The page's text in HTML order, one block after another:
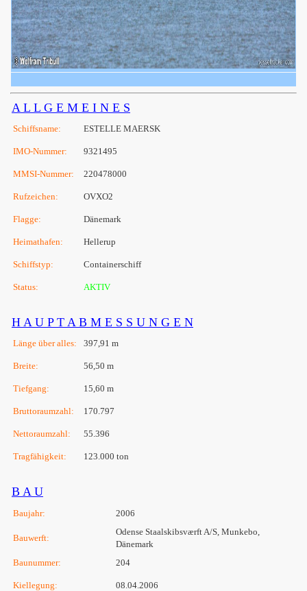
A L L G E M E I N E S
Schiffsname: ESTELLE MAERSK
IMO-Nummer: 9321495
MMSI-Nummer: 220478000
Rufzeichen: OVXO2
Flagge: Dänemark
Heimathafen: Hellerup
Schiffstyp: Containerschiff
Status: AKTIV
H A U P T A B M E S S U N G E N
Länge über alles: 397,91 m
Breite: 56,50 m
Tiefgang: 15,60 m
Bruttoraumzahl: 170.797
Nettoraumzahl: 55.396
Tragfähigkeit: 123.000 ton
B A U
Baujahr: 2006
Bauwerft:
Odense Staalskibsværft A/S, Munkebo,
Dänemark
Baunummer:
204
Kiellegung: 08.04.2006